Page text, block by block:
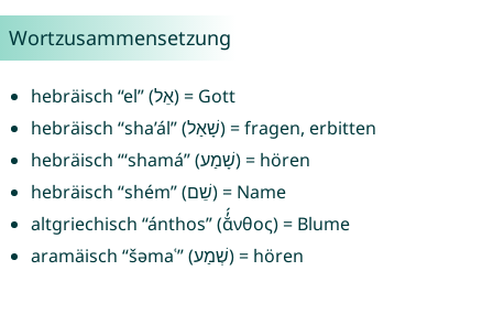
Wortzusammensetzung
hebräisch “el” (אֵל) = Gott
hebräisch “sha’ál” (שָׁאַל‎) = fragen, erbitten
hebräisch “‘shamá” (שָׁמַע) = hören
hebräisch “shém” (שֵׁם) = Name
altgriechisch “ánthos” (ᾰ̓́νθος) = Blume
aramäisch “šəmaʿ” (שְׁמַע) = hören